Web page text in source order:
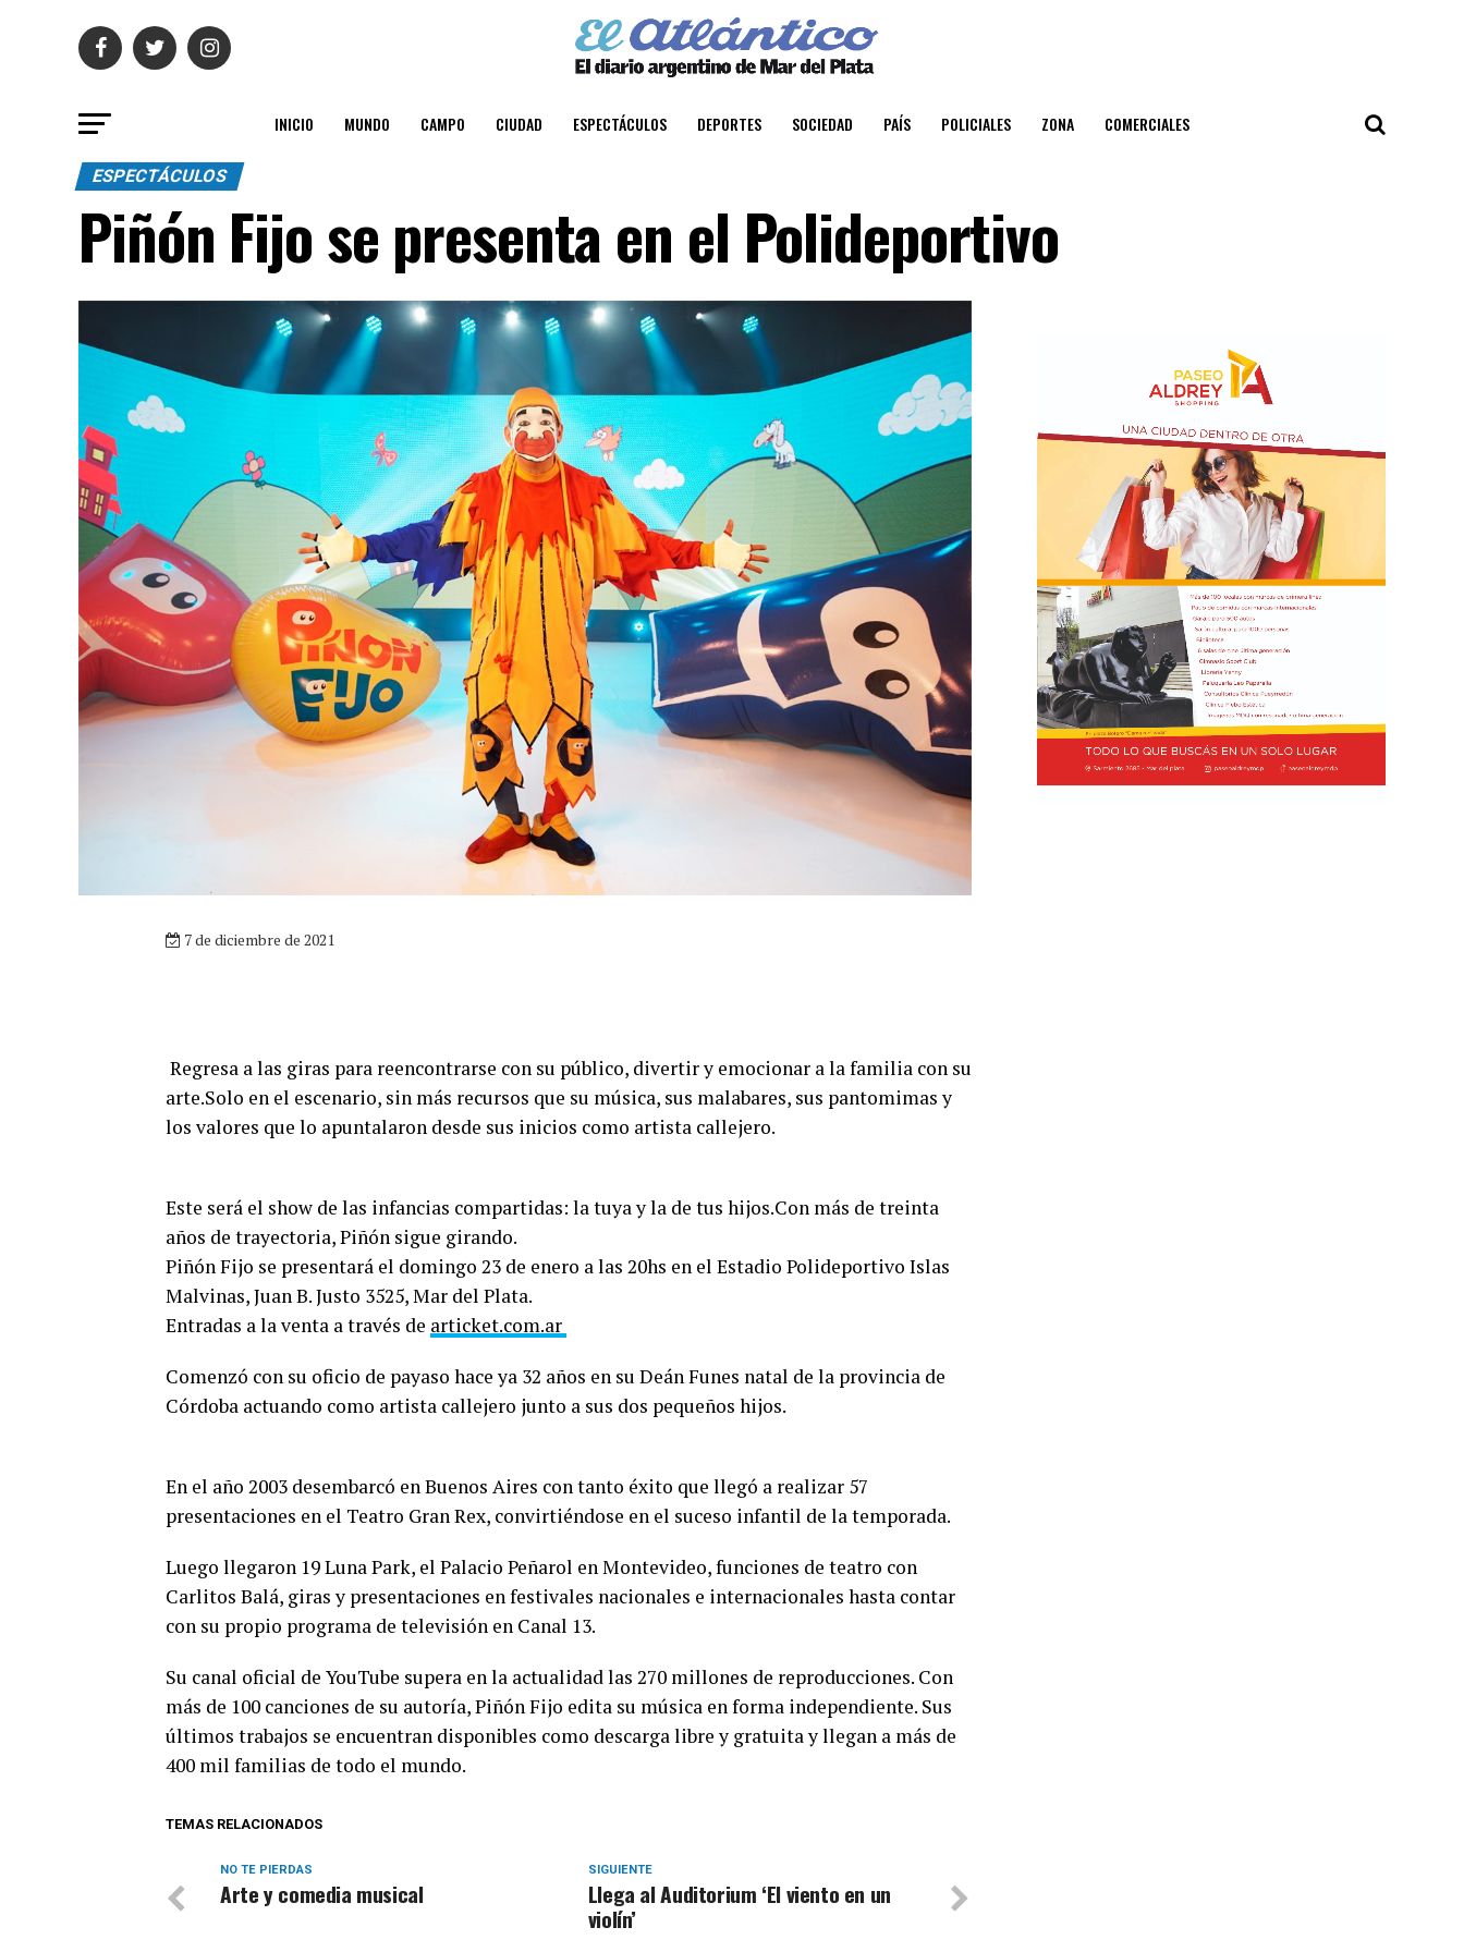
INICIO MUNDO CAMPO CIUDAD ESPECTÁCULOS DEPORTES SOCIEDAD PAÍS POLICIALES ZONA COMERCIALES
ESPECTÁCULOS
Piñón Fijo se presenta en el Polideportivo
7 de diciembre de 2021
Regresa a las giras para reencontrarse con su público, divertir y emocionar a la familia con su
arte.Solo en el escenario, sin más recursos que su música, sus malabares, sus pantomimas y
los valores que lo apuntalaron desde sus inicios como artista callejero.
Este será el show de las infancias compartidas: la tuya y la de tus hijos.Con más de treinta
años de trayectoria, Piñón sigue girando.
Piñón Fijo se presentará el domingo 23 de enero a las 20hs en el Estadio Polideportivo Islas
Malvinas, Juan B. Justo 3525, Mar del Plata.
Entradas a la venta a través de articket.com.ar
Comenzó con su oficio de payaso hace ya 32 años en su Deán Funes natal de la provincia de
Córdoba actuando como artista callejero junto a sus dos pequeños hijos.
En el año 2003 desembarcó en Buenos Aires con tanto éxito que llegó a realizar 57
presentaciones en el Teatro Gran Rex, convirtiéndose en el suceso infantil de la temporada.
Luego llegaron 19 Luna Park, el Palacio Peñarol en Montevideo, funciones de teatro con
Carlitos Balá, giras y presentaciones en festivales nacionales e internacionales hasta contar
con su propio programa de televisión en Canal 13.
Su canal oficial de YouTube supera en la actualidad las 270 millones de reproducciones. Con
más de 100 canciones de su autoría, Piñón Fijo edita su música en forma independiente. Sus
últimos trabajos se encuentran disponibles como descarga libre y gratuita y llegan a más de
400 mil familias de todo el mundo.
TEMAS RELACIONADOS
SIGUIENTE
Llega al Auditorium ‘El viento en un
violín’
NO TE PIERDAS
Arte y comedia musical